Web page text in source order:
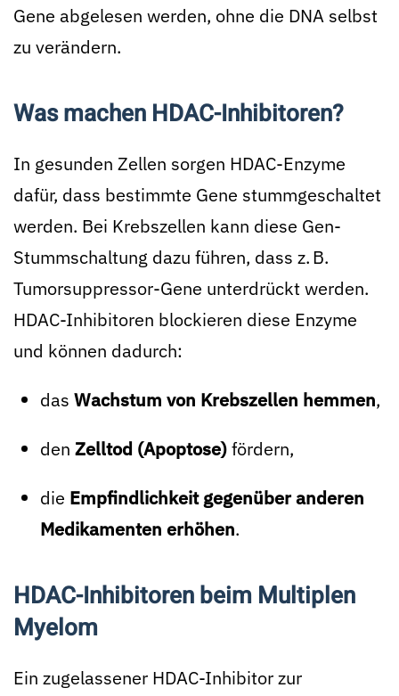
Gene abgelesen werden, ohne die DNA selbst
zu verändern.
Was machen HDAC-Inhibitoren?
In gesunden Zellen sorgen HDAC-Enzyme
dafür, dass bestimmte Gene stummgeschaltet
werden. Bei Krebszellen kann diese Gen-
Stummschaltung dazu führen, dass z. B.
Tumorsuppressor-Gene unterdrückt werden.
HDAC-Inhibitoren blockieren diese Enzyme
und können dadurch:
das Wachstum von Krebszellen hemmen,
den Zelltod (Apoptose)fördern,
die Empfindlichkeit gegenüber anderen
Medikamenten erhöhen.
HDAC-Inhibitoren beim Multiplen
Myelom
Ein zugelassener HDAC-Inhibitor zur